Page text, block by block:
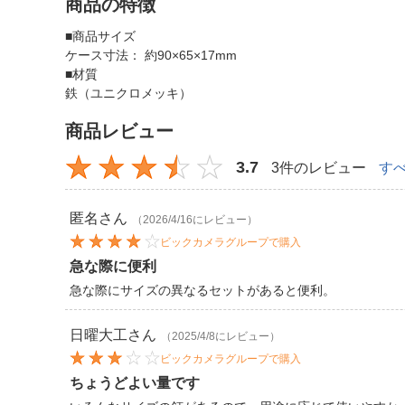
商品の特徴
■商品サイズ
ケース寸法： 約90×65×17mm
■材質
鉄（ユニクロメッキ）
商品レビュー
3.7 3件のレビュー す
匿名 さん
（2026/4/16にレビュー）
ビックカメラグループで購入
急な際に便利
急な際にサイズの異なるセットがあると便利。
日曜大工 さん
（2025/4/8にレビュー）
ビックカメラグループで購入
ちょうどよい量です